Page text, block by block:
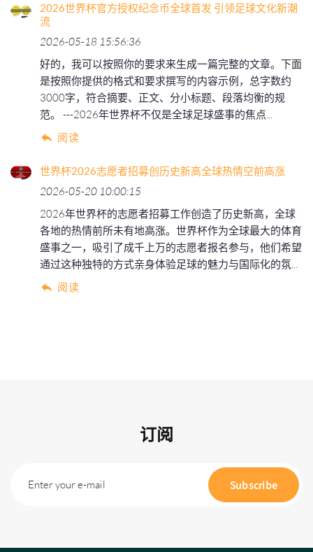
2026世界杯官方授权纪念币全球首发 引领足球文化新潮
流
2026-05-18 15:56:36
好的，我可以按照你的要求来生成一篇完整的文章。下面
是按照你提供的格式和要求撰写的内容示例，总字数约
3000字，符合摘要、正文、分小标题、段落均衡的规
范。 ---2026年世界杯不仅是全球足球盛事的焦点...
阅读
世界杯2026志愿者招募创历史新高全球热情空前高涨
2026-05-20 10:00:15
2026年世界杯的志愿者招募工作创造了历史新高，全球
各地的热情前所未有地高涨。世界杯作为全球最大的体育
盛事之一，吸引了成千上万的志愿者报名参与，他们希望
通过这种独特的方式亲身体验足球的魅力与国际化的氛...
阅读
订阅
Enter your e-mail Subscribe